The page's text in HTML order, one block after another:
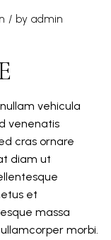
by admin
vehicula
venenatis
cras ornare
diam ut
et
massa
morbi.